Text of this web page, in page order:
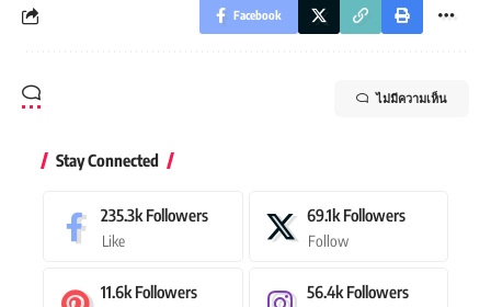
Facebook
ไม่มีความเห็น
Stay Connected
235.3k Followers
Like
69.1k Followers
Follow
11.6k Followers 56.4k Followers